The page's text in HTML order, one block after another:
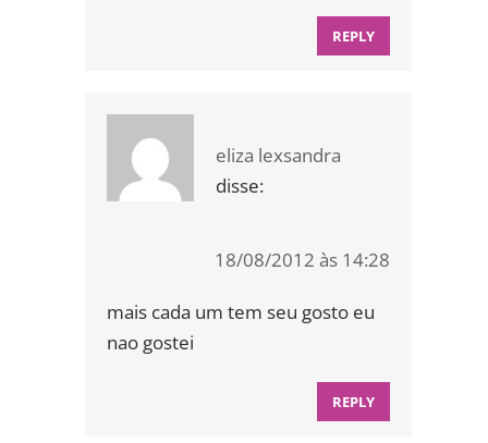
REPLY
eliza lexsandra
disse:
18/08/2012 às 14:28
mais cada um tem seu gosto eu
nao gostei
REPLY